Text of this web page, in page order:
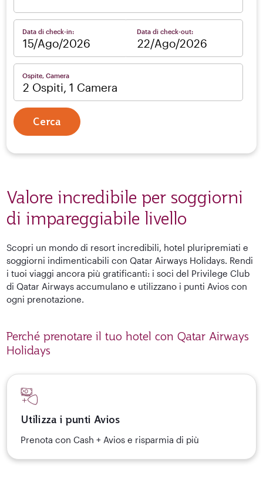
Data di check-in: Data di check-out:
Ospite, Camera
2 Ospiti, 1 Camera
Cerca
Valore incredibile per soggiorni
di impareggiabile livello
Scopri un mondo di resort incredibili, hotel pluripremiati e
soggiorni indimenticabili con Qatar Airways Holidays. Rendi
i tuoi viaggi ancora più gratificanti: i soci del Privilege Club
di Qatar Airways accumulano e utilizzano i punti Avios con
ogni prenotazione.
Perché prenotare il tuo hotel con Qatar Airways
Holidays
Utilizza i punti Avios
Prenota con Cash + Avios e risparmia di più